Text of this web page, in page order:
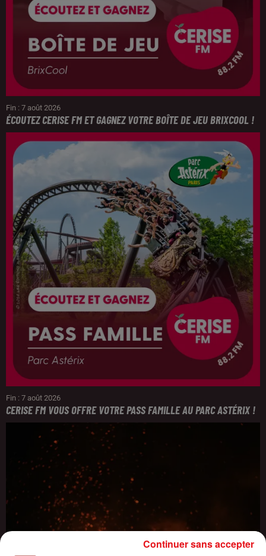
Fin : 7 août 2026
ÉCOUTEZ CERISE FM ET GAGNEZ VOTRE BOÎTE DE JEU BRIXCOOL !
Fin : 7 août 2026
CERISE FM VOUS OFFRE VOTRE PASS FAMILLE AU PARC ASTÉRIX !
Continuer sans accepter